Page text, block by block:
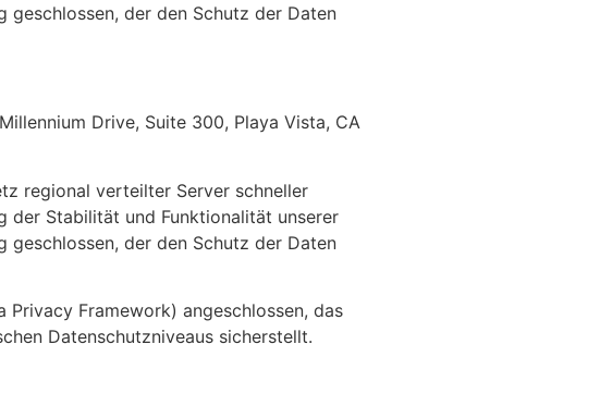
geschlossen, der den Schutz der Daten
Drive, Suite 300, Playa Vista, CA
regional verteilter Server schneller
der Stabilität und Funktionalität unserer
geschlossen, der den Schutz der Daten
Framework) angeschlossen, das
Datenschutzniveaus sicherstellt.